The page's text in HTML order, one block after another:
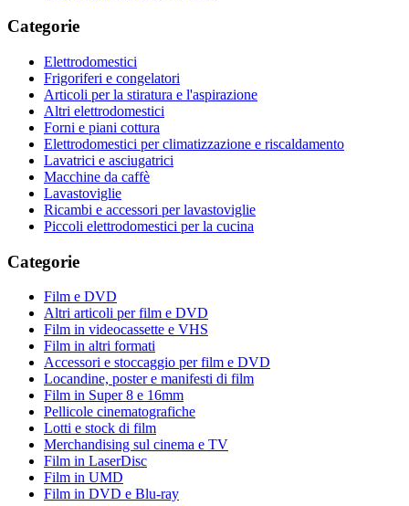
Categorie
Elettrodomestici
Frigoriferi e congelatori
Articoli per la stiratura e l'aspirazione
Altri elettrodomestici
Forni e piani cottura
Elettrodomestici per climatizzazione e riscaldamento
Lavatrici e asciugatrici
Macchine da caffè
Lavastoviglie
Ricambi e accessori per lavastoviglie
Piccoli elettrodomestici per la cucina
Categorie
Film e DVD
Altri articoli per film e DVD
Film in videocassette e VHS
Film in altri formati
Accessori e stoccaggio per film e DVD
Locandine, poster e manifesti di film
Film in Super 8 e 16mm
Pellicole cinematografiche
Lotti e stock di film
Merchandising sul cinema e TV
Film in LaserDisc
Film in UMD
Film in DVD e Blu-ray